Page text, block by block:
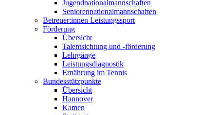
Jugendnationalmannschaften
Seniorennationalmannschaften
Betreuer:innen Leistungssport
Förderung
Übersicht
Talentsichtung und -förderung
Lehrgänge
Leistungsdiagnostik
Ernährung im Tennis
Bundesstützpunkte
Übersicht
Hannover
Kamen